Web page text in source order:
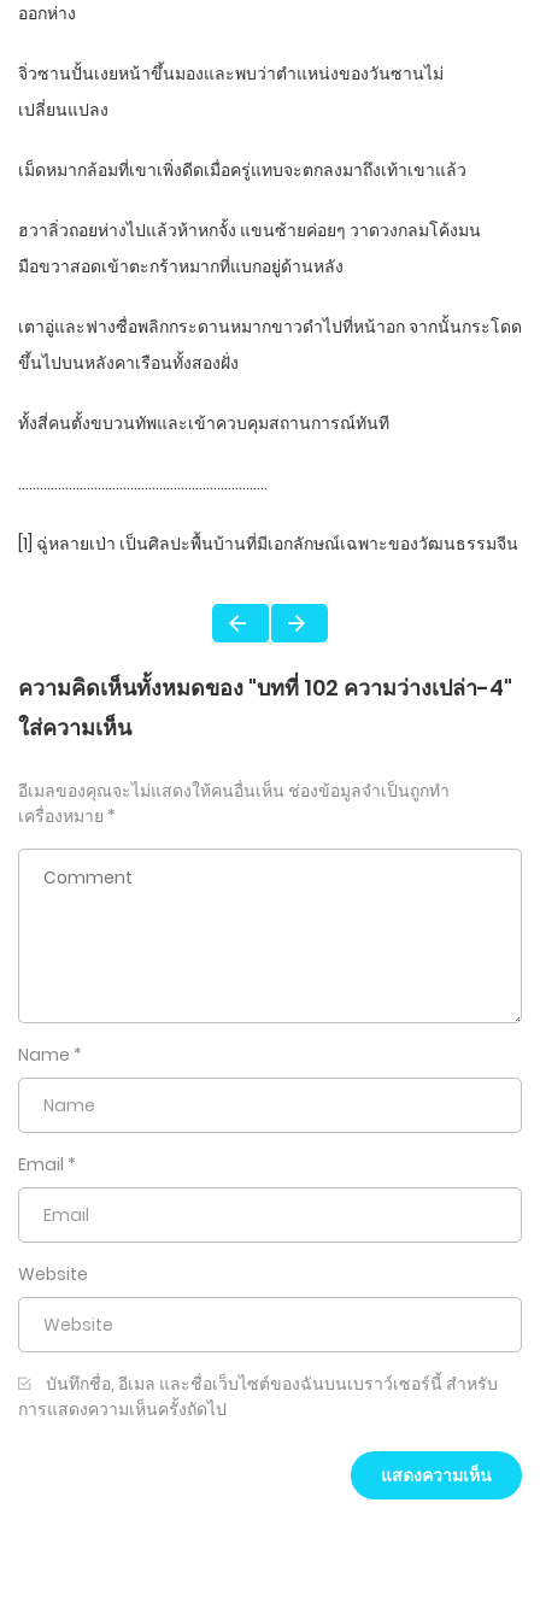
ออกห่าง
จิ่วซานปั้นเงยหน้าขึ้นมองและพบว่าตำแหน่งของวันซานไม่
เปลี่ยนแปลง
เม็ดหมากล้อมที่เขาเพิ่งดีดเมื่อครู่แทบจะตกลงมาถึงเท้าเขาแล้ว
ฮวาลิ่วถอยห่างไปแล้วห้าหกจั้ง แขนซ้ายค่อยๆ วาดวงกลมโค้งมน
มือขวาสอดเข้าตะกร้าหมากที่แบกอยู่ด้านหลัง
เตาอู่และฟางซื่อพลิกกระดานหมากขาวดำไปที่หน้าอก จากนั้นกระโดด
ขึ้นไปบนหลังคาเรือนทั้งสองฝั่ง
ทั้งสี่คนตั้งขบวนทัพและเข้าควบคุมสถานการณ์ทันที
……………………………………………………………
[1] ฉู่หลายเป่า เป็นศิลปะพื้นบ้านที่มีเอกลักษณ์เฉพาะของวัฒนธรรมจีน
ความคิดเห็นทั้งหมดของ "บทที่ 102 ความว่างเปล่า-4"
ใส่ความเห็น
อีเมลของคุณจะไม่แสดงให้คนอื่นเห็น ช่องข้อมูลจำเป็นถูกทำ
เครื่องหมาย *
Name *
Email *
Website
บันทึกชื่อ, อีเมล และชื่อเว็บไซต์ของฉันบนเบราว์เซอร์นี้ สำหรับ
การแสดงความเห็นครั้งถัดไป